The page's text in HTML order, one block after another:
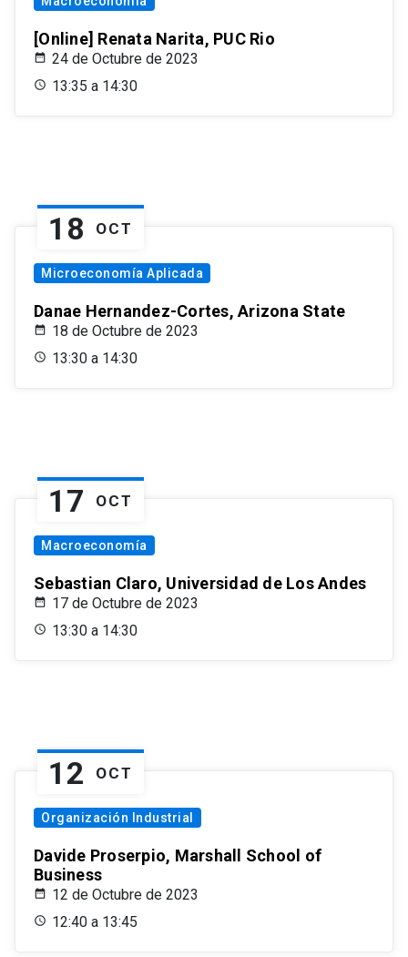
[Online] Renata Narita, PUC Rio
24 de Octubre de 2023
13:35 a 14:30
18 OCT
Microeconomía Aplicada
Danae Hernandez-Cortes, Arizona State
18 de Octubre de 2023
13:30 a 14:30
17 OCT
Macroeconomía
Sebastian Claro, Universidad de Los Andes
17 de Octubre de 2023
13:30 a 14:30
12 OCT
Organización Industrial
Davide Proserpio, Marshall School of
Business
12 de Octubre de 2023
12:40 a 13:45